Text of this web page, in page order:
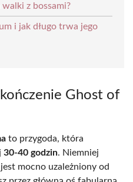
walki z bossami?
i jak długo trwa jego
Ghost of
to przygoda, która
30-40 godzin. Niemniej
mocno uzależniony od